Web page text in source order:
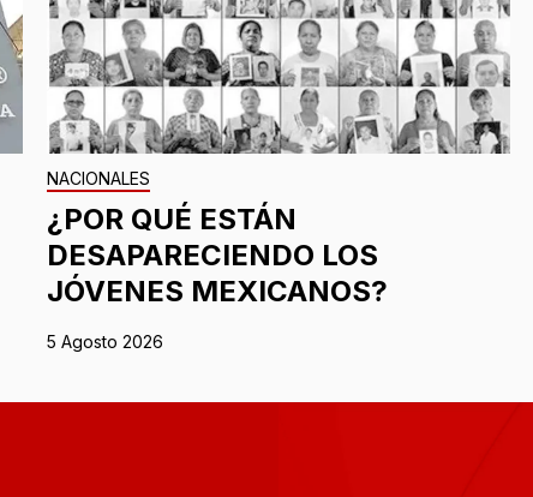
NACIONALES
¿POR QUÉ ESTÁN
DESAPARECIENDO LOS
JÓVENES MEXICANOS?
5 Agosto 2026